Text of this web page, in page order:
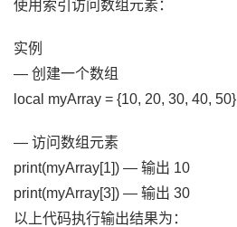
使用索引访问数组元素：
实例
— 创建一个数组
local myArray = {10, 20, 30, 40, 50}
— 访问数组元素
print(myArray[1]) — 输出 10
print(myArray[3]) — 输出 30
以上代码执行输出结果为：